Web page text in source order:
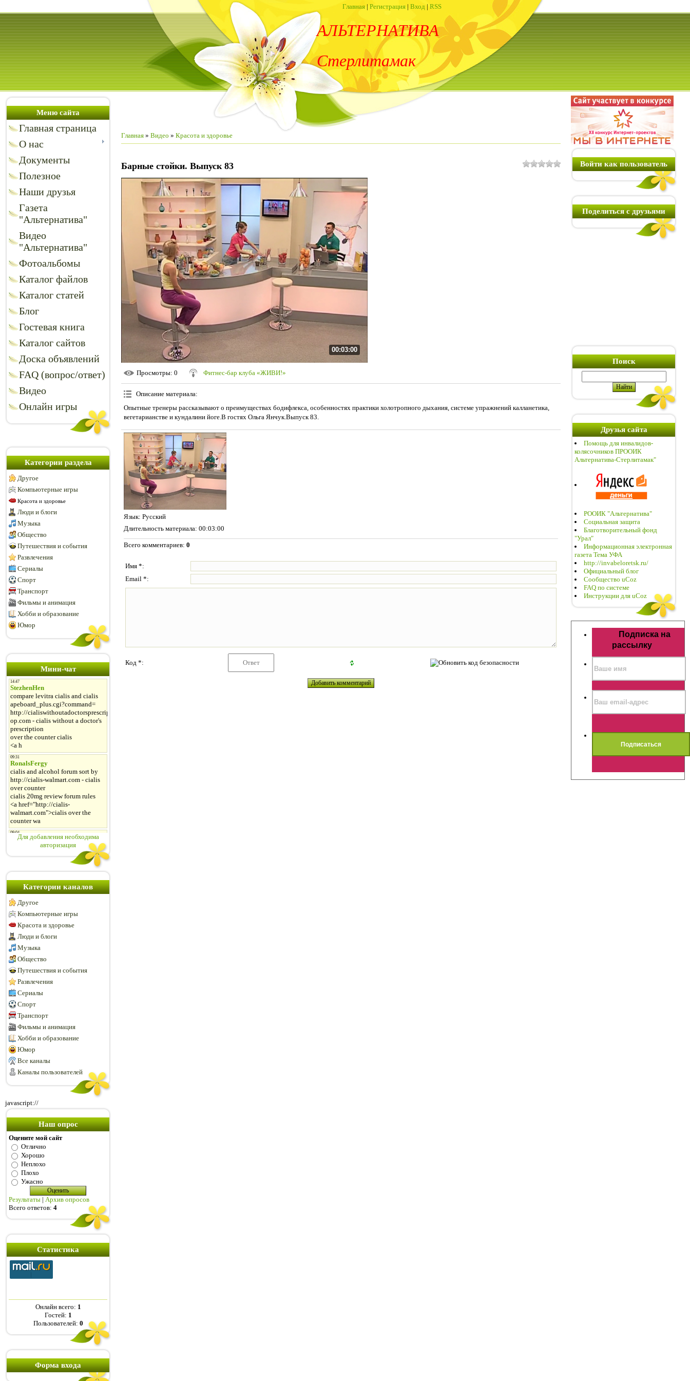
Главная | Регистрация | Вход | RSS
АЛЬТЕРНАТИВА
Стерлитамак
Меню сайта
Главная страница
О нас
Документы
Полезное
Наши друзья
Газета
"Альтернатива"
Видео
"Альтернатива"
Фотоальбомы
Каталог файлов
Каталог статей
Блог
Гостевая книга
Каталог сайтов
Доска объявлений
FAQ (вопрос/ответ)
Видео
Онлайн игры
Категории раздела
Другое
Компьютерные игры
Красота и здоровье
Люди и блоги
Музыка
Общество
Путешествия и события
Развлечения
Сериалы
Спорт
Транспорт
Фильмы и анимация
Хобби и образование
Юмор
Мини-чат
Для добавления необходима
авторизация
Категории каналов
Другое
Компьютерные игры
Красота и здоровье
Люди и блоги
Музыка
Общество
Путешествия и события
Развлечения
Сериалы
Спорт
Транспорт
Фильмы и анимация
Хобби и образование
Юмор
Все каналы
Каналы пользователей
javascript://
Наш опрос
Оцените мой сайт
Отлично
Хорошо
Неплохо
Плохо
Ужасно
Результаты | Архив опросов
Всего ответов: 4
Статистика
Онлайн всего: 1
Гостей: 1
Пользователей: 0
Форма входа
Главная » Видео » Красота и здоровье
Барные стойки. Выпуск 83
00:03:00
Просмотры: 0 Фитнес-бар клуба «ЖИВИ!»
Описание материала:
Опытные тренеры рассказывают о преимуществах бодифлекса, особенностях практики холотропного дыхания, системе упражнений калланетика,
вегетарианстве и кундалини йоге.В гостях Ольга Янчук.Выпуск 83.
Язык: Русский
Длительность материала: 00:03:00
Всего комментариев: 0
Имя *:
Email *:
Код *:
Войти как пользователь
Поделиться с друзьями
Поиск
Друзья сайта
Помощь для инвалидов-
колясочников ПРООИК
Альтернатива-Стерлитамак"
РООИК "Альтернатива"
Социальная защита
Благотворительный фонд
"Урал"
Информационная электронная
газета Тема УФА
http://invabeloretsk.ru/
Официальный блог
Сообщество uCoz
FAQ по системе
Инструкции для uCoz
Подписка на
рассылку